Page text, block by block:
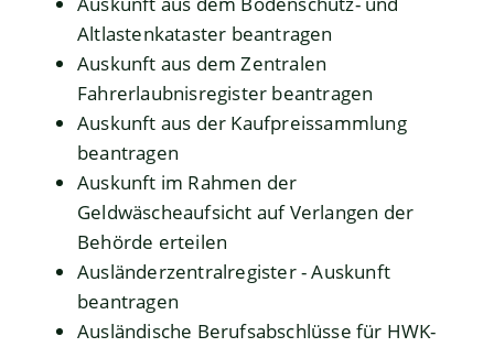
Altlastenkataster beantragen
Auskunft aus dem Zentralen
Fahrerlaubnisregister beantragen
Auskunft aus der Kaufpreissammlung
beantragen
Auskunft im Rahmen der
Geldwäscheaufsicht auf Verlangen der
Behörde erteilen
Ausländerzentralregister - Auskunft
beantragen
Ausländische Berufsabschlüsse für HWK-